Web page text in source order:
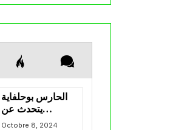
الحارس بوحلفاية
يتحدث عن
طموحاته مع
Octobre 8, 2024